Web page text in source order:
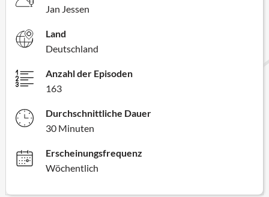
Jan Jessen
Land
Deutschland
Anzahl der Episoden
163
Durchschnittliche Dauer
30 Minuten
Erscheinungsfrequenz
Wöchentlich